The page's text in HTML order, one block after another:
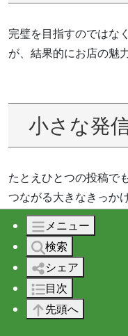
完璧を目指すのではな
が、結果的にお店の魅
小さな発
たとえひとつの投稿で
つながる大きなきっか
悩みなが
迷ったり悩んだりしな
メニュー
検索
シェア
目次
先頭へ